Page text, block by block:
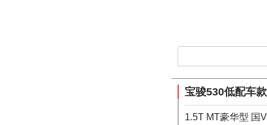
宝骏530低配车款
1.5T MT豪华型 国V